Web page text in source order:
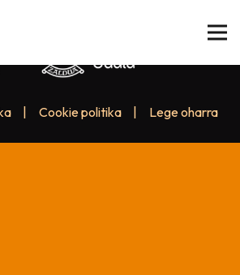
Cookie politika Lege oharra